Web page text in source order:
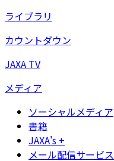
ライブラリ
カウントダウン
JAXA TV
メディア
ソーシャルメディア
書籍
JAXA's +
メール配信サービス